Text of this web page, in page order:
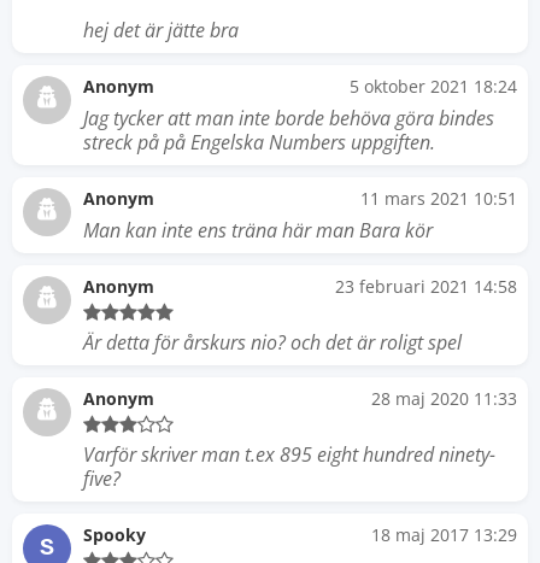
hej det är jätte bra
Anonym 5 oktober 2021 18:24
Jag tycker att man inte borde behöva göra bindes
streck på på Engelska Numbers uppgiften.
Anonym 11 mars 2021 10:51
Man kan inte ens träna här man Bara kör
Anonym 23 februari 2021 14:58
Är detta för årskurs nio? och det är roligt spel
Anonym 28 maj 2020 11:33
Varför skriver man t.ex 895 eight hundred ninety-
five?
S Spooky 18 maj 2017 13:29